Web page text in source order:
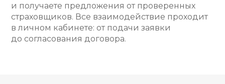
и получаете предложения от проверенных
страховщиков. Все взаимодействие проходит
в личном кабинете: от подачи заявки
до согласования договора.